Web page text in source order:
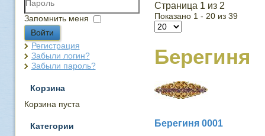
Запомнить меня
Войти
Регистрация
Забыли логин?
Забыли пароль?
Корзина
Корзина пуста
Категории
Страница 1 из 2
Показано 1 - 20 из 39
Берегиня
Берегиня 0001